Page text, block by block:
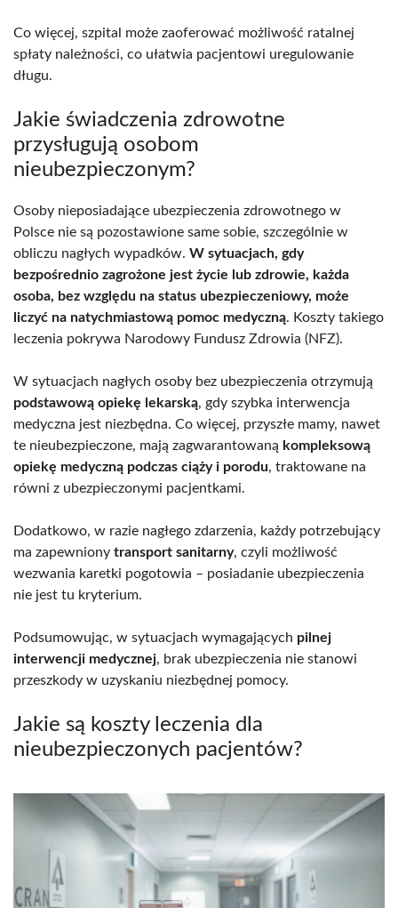
Co więcej, szpital może zaoferować możliwość ratalnej
spłaty należności, co ułatwia pacjentowi uregulowanie
długu.
Jakie świadczenia zdrowotne
przysługują osobom
nieubezpieczonym?
Osoby nieposiadające ubezpieczenia zdrowotnego w
Polsce nie są pozostawione same sobie, szczególnie w
obliczu nagłych wypadków. W sytuacjach, gdy
bezpośrednio zagrożone jest życie lub zdrowie, każda
osoba, bez względu na status ubezpieczeniowy, może
liczyć na natychmiastową pomoc medyczną. Koszty takiego
leczenia pokrywa Narodowy Fundusz Zdrowia (NFZ).
W sytuacjach nagłych osoby bez ubezpieczenia otrzymują
podstawową opiekę lekarską, gdy szybka interwencja
medyczna jest niezbędna. Co więcej, przyszłe mamy, nawet
te nieubezpieczone, mają zagwarantowaną kompleksową
opiekę medyczną podczas ciąży i porodu, traktowane na
równi z ubezpieczonymi pacjentkami.
Dodatkowo, w razie nagłego zdarzenia, każdy potrzebujący
ma zapewniony transport sanitarny, czyli możliwość
wezwania karetki pogotowia – posiadanie ubezpieczenia
nie jest tu kryterium.
Podsumowując, w sytuacjach wymagających pilnej
interwencji medycznej, brak ubezpieczenia nie stanowi
przeszkody w uzyskaniu niezbędnej pomocy.
Jakie są koszty leczenia dla
nieubezpieczonych pacjentów?